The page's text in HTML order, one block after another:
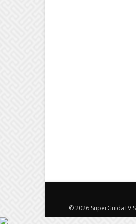
© 2026 SuperGuidaTV